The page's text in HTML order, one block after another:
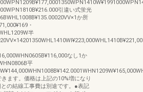
引違い式蛍光
か所
・
半
なし1か
平
ます。価格は上記の10%増になり
の結線工事費は別途です。●表記